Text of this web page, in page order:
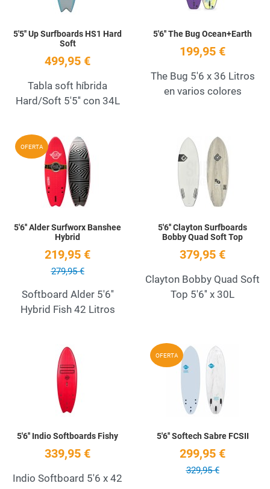
5'5'' Up Surfboards HS1 Hard
Soft
499,95 €
Tabla soft híbrida
Hard/Soft 5'5'' con 34L
5'6'' The Bug Ocean+Earth
199,95 €
The Bug 5'6 x 36 Litros
en varios colores
OFERTA Add to Wishlist
5'6'' Alder Surfworx Banshee
Hybrid
219,95 €
279,95 €
Softboard Alder 5'6''
Hybrid Fish 42 Litros
5'6'' Clayton Surfboards
Bobby Quad Soft Top
379,95 €
Clayton Bobby Quad Soft
Top 5'6'' x 30L
Add to Wishlist
5'6'' Indio Softboards Fishy
339,95 €
Indio Softboard 5'6 x 42
OFERTA
5'6'' Softech Sabre FCSII
299,95 €
329,95 €